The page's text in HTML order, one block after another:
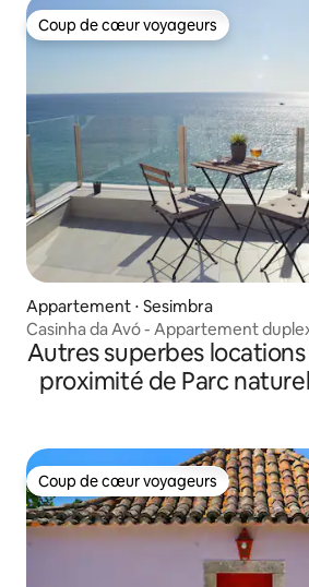
Coup de cœur voyageurs
Coup de cœur voyageurs
Appartement ⋅ Sesimbra
Casinha da Avó - Appartement
Autres superbes
proximité de Parc
Coup de cœur voyageurs
Coup de cœur voyageurs